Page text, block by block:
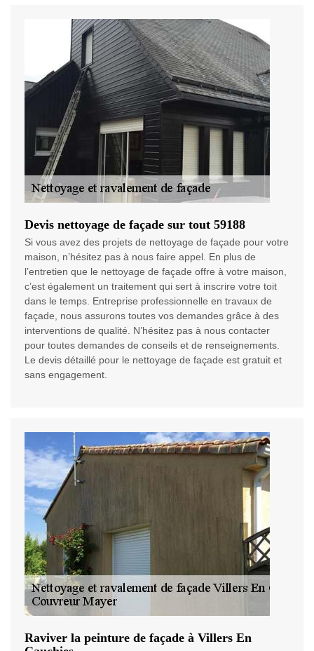
Devis nettoyage de façade sur tout 59188
Si vous avez des projets de nettoyage de façade pour votre
maison, n’hésitez pas à nous faire appel. En plus de
l’entretien que le nettoyage de façade offre à votre maison,
c’est également un traitement qui sert à inscrire votre toit
dans le temps. Entreprise professionnelle en travaux de
façade, nous assurons toutes vos demandes grâce à des
interventions de qualité. N’hésitez pas à nous contacter
pour toutes demandes de conseils et de renseignements.
Le devis détaillé pour le nettoyage de façade est gratuit et
sans engagement.
Raviver la peinture de façade à Villers En